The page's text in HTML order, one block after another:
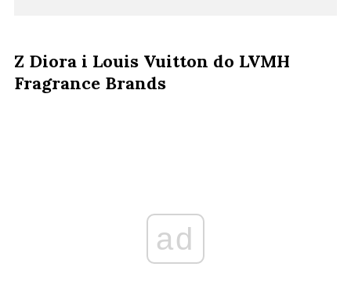
Z Diora i Louis Vuitton do LVMH
Fragrance Brands
ad